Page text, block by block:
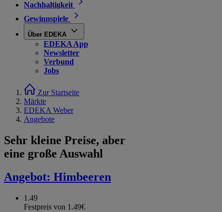
Nachhaltigkeit
Gewinnspiele
Über EDEKA
EDEKA App
Newsletter
Verbund
Jobs
Zur Startseite
Märkte
EDEKA Weber
Angebote
Sehr kleine Preise, aber
eine große Auswahl
Angebot: Himbeeren
1.49
Festpreis von 1.49€